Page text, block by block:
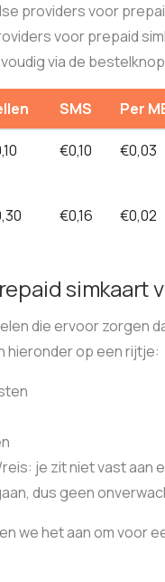
providers voor
voor prepaid
via de
SMS Per
€0,10 €0,03
€0,16 €0,02
simkaart
die ervoor zorgen
hieronder op een rijtje:
je zit niet vast aan
dus geen
we het aan om voor